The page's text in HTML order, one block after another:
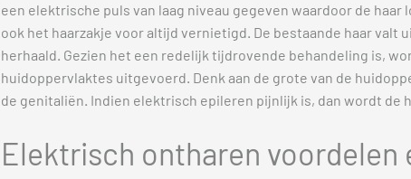
een elektrische puls van laag niveau gegeven waardoor de
ook het haarzakje voor altijd vernietigd. De bestaande haar valt
herhaald. Gezien het een redelijk tijdrovende behandeling is,
huidoppervlaktes uitgevoerd. Denk aan de grote van de
de genitaliën. Indien elektrisch epileren pijnlijk is, dan wordt de
Elektrisch ontharen voordelen